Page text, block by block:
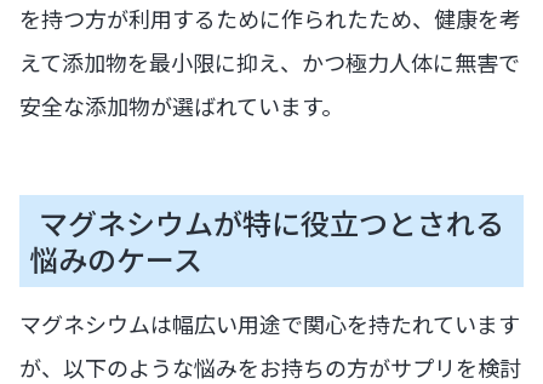
を持つ方が利用するために作られたため、健康を考
えて添加物を最小限に抑え、かつ極力人体に無害で
安全な添加物が選ばれています。
マグネシウムが特に役立つとされる
悩みのケース
マグネシウムは幅広い用途で関心を持たれています
が、以下のような悩みをお持ちの方がサプリを検討